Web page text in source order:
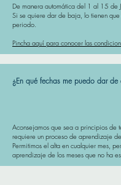
De manera automática del 1 al 15 de
Si se quiere dar de baja, lo tienen que
periodo.
Pincha aquí para conocer las
¿En qué fechas me puedo dar de
Aconsejamos que sea a principios de
requiere un proceso de aprendizaje
Permitimos el alta en cualquier mes,
aprendizaje de los meses que no ha